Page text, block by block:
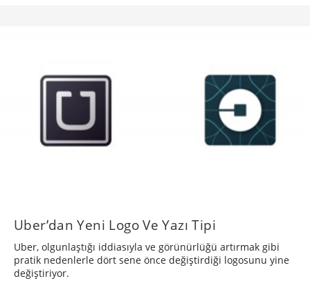
Uber’dan Yeni Logo Ve Yazı Tipi
Uber, olgunlaştığı iddiasıyla ve görünürlüğü artırmak gibi
pratik nedenlerle dört sene önce değiştirdiği logosunu yine
değiştiriyor.